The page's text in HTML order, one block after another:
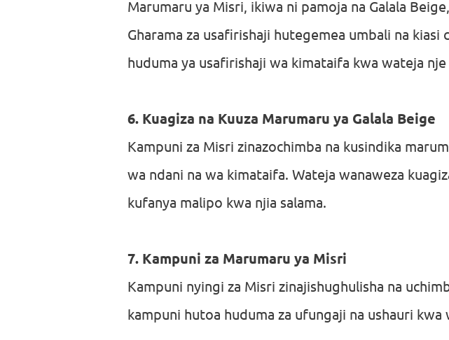
Marumaru ya Misri, ikiwa ni pamoja na Galala
Gharama za usafirishaji hutegemea umbali na
huduma ya usafirishaji wa kimataifa kwa wateja nje
6. Kuagiza na Kuuza Marumaru ya Galala Beige
Kampuni za Misri zinazochimba na kusindika
wa ndani na wa kimataifa. Wateja wanaweza
kufanya malipo kwa njia salama.
7. Kampuni za Marumaru ya Misri
Kampuni nyingi za Misri zinajishughulisha na
kampuni hutoa huduma za ufungaji na ushauri